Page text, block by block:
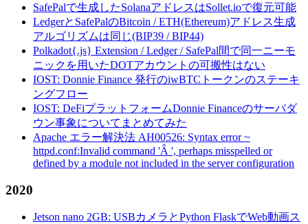
SafePalで生成したSolanaアドレスはSollet.ioで復元可能
LedgerとSafePalのBitcoin / ETH(Ethereum)アドレス生成
アルゴリズムは同じ(BIP39 / BIP44)
Polkadot{.js} Extension / Ledger / SafePal間で同一ニーモ
ニックを用いたDOTアカウントの可搬性はない
IOST: Donnie Finance 発行のiwBTCトークンのステーキ
ングフロー
IOST: DeFiプラットフォームDonnie Financeのサーバダ
ウン事象についてまとめてみた
Apache エラー解決法 AH00526: Syntax error ~
httpd.conf:Invalid command 'Â ', perhaps misspelled or
defined by a module not included in the server configuration
2020
Jetson nano 2GB: USBカメラとPython FlaskでWeb動画ス